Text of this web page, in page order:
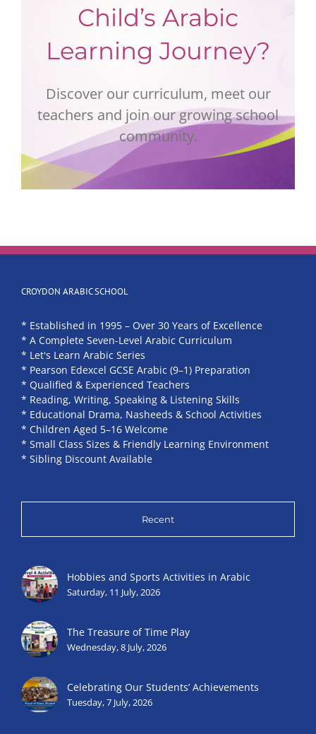
Child’s Arabic
Learning Journey?
Discover our curriculum, meet our
teachers and join our growing school
community.
CROYDON ARABIC SCHOOL
* Established in 1995 – Over 30 Years of Excellence
* A Complete Seven-Level Arabic Curriculum
* Let's Learn Arabic Series
* Pearson Edexcel GCSE Arabic (9–1) Preparation
* Qualified & Experienced Teachers
* Reading, Writing, Speaking & Listening Skills
* Educational Drama, Nasheeds & School Activities
* Children Aged 5–16 Welcome
* Small Class Sizes & Friendly Learning Environment
* Sibling Discount Available
Recent
Hobbies and Sports Activities in Arabic
Saturday, 11 July, 2026
The Treasure of Time Play
Wednesday, 8 July, 2026
Celebrating Our Students’ Achievements
Tuesday, 7 July, 2026